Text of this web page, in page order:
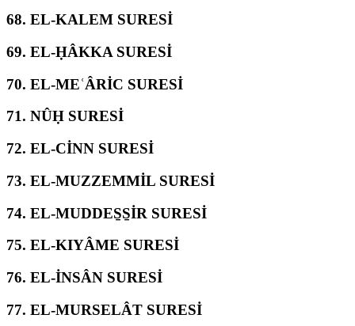
68. EL-KALEM SURESİ
69. EL-ḤÂKKA SURESİ
70. EL-MEʿÂRİC SURESİ
71. NÛḤ SURESİ
72. EL-CİNN SURESİ
73. EL-MUZZEMMİL SURESİ
74. EL-MUDDES̱S̱İR SURESİ
75. EL-KIYÂME SURESİ
76. EL-İNSÂN SURESİ
77. EL-MURSELÂT SURESİ